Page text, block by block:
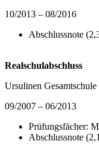
10/2013 – 08/2016
Abschlussnote
Realschulabschluss
Ursulinen
09/2007 – 06/2013
Prüfungsfächer:
Abschlussnote